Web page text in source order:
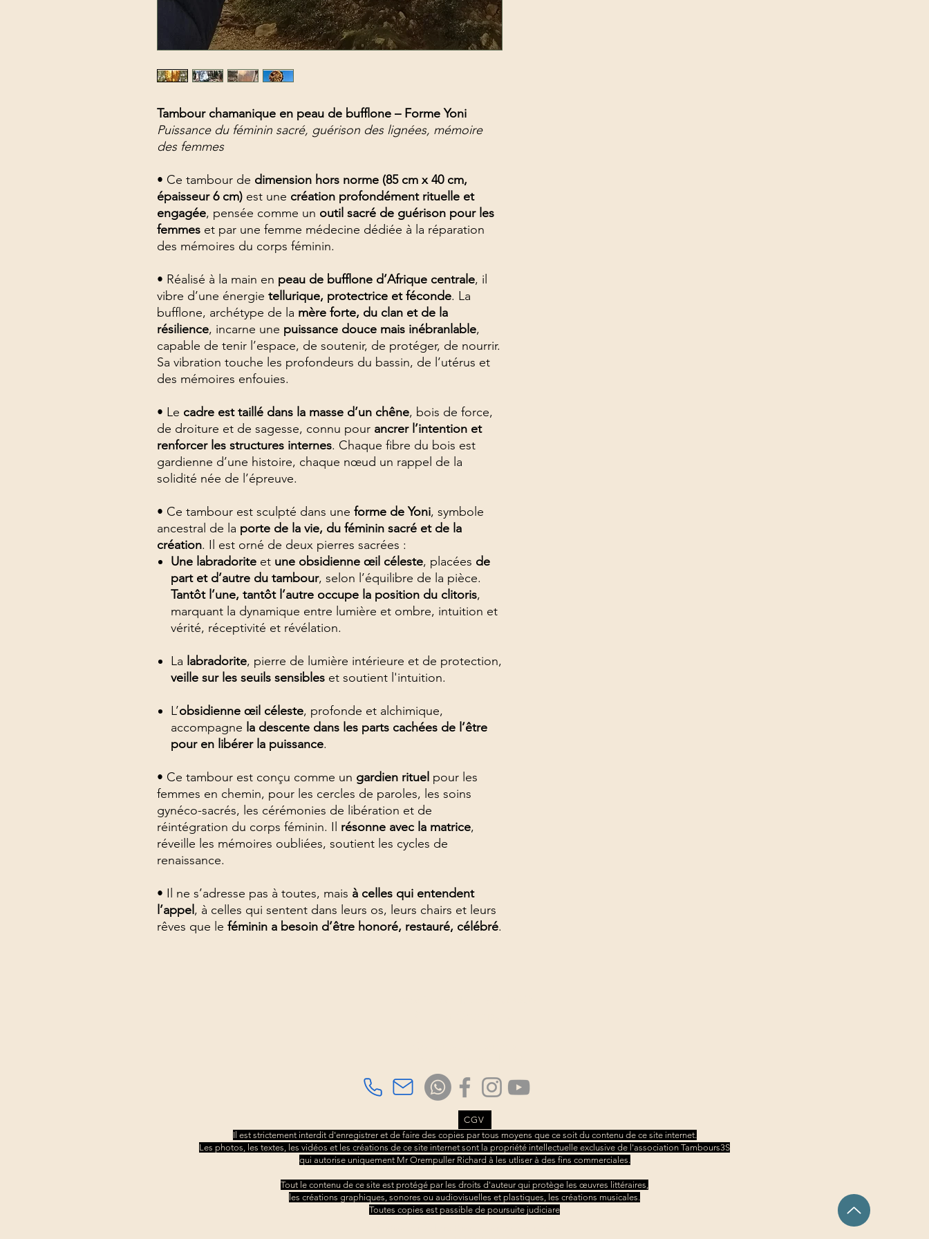
Tambour chamanique en peau de bufflone – Forme Yoni
Puissance du féminin sacré, guérison des lignées, mémoire
des femmes
• Ce tambour de dimension hors norme (85 cm x 40 cm,
épaisseur 6 cm) est une création profondément rituelle et
engagée, pensée comme un outil sacré de guérison pour les
femmes et par une femme médecine dédiée à la réparation
des mémoires du corps féminin.
• Réalisé à la main en peau de bufflone d’Afrique centrale, il
vibre d’une énergie tellurique, protectrice et féconde. La
bufflone, archétype de la mère forte, du clan et de la
résilience, incarne une puissance douce mais inébranlable,
capable de tenir l’espace, de soutenir, de protéger, de nourrir.
Sa vibration touche les profondeurs du bassin, de l’utérus et
des mémoires enfouies.
• Le cadre est taillé dans la masse d’un chêne, bois de force,
de droiture et de sagesse, connu pour ancrer l’intention et
renforcer les structures internes. Chaque fibre du bois est
gardienne d’une histoire, chaque nœud un rappel de la
solidité née de l’épreuve.
• Ce tambour est sculpté dans une forme de Yoni, symbole
ancestral de la porte de la vie, du féminin sacré et de la
création. Il est orné de deux pierres sacrées :
Une labradorite et une obsidienne œil céleste, placées de
part et d’autre du tambour, selon l’équilibre de la pièce.
Tantôt l’une, tantôt l’autre occupe la position du clitoris,
marquant la dynamique entre lumière et ombre, intuition et
vérité, réceptivité et révélation.
La labradorite, pierre de lumière intérieure et de protection,
veille sur les seuils sensibles et soutient l'intuition.
L’obsidienne œil céleste, profonde et alchimique,
accompagne la descente dans les parts cachées de l’être
pour en libérer la puissance.
• Ce tambour est conçu comme un gardien rituel pour les
femmes en chemin, pour les cercles de paroles, les soins
gynéco-sacrés, les cérémonies de libération et de
réintégration du corps féminin. Il résonne avec la matrice,
réveille les mémoires oubliées, soutient les cycles de
renaissance.
• Il ne s’adresse pas à toutes, mais à celles qui entendent
l’appel , à celles qui sentent dans leurs os, leurs chairs et leurs
rêves que le féminin a besoin d’être honoré, restauré, célébré.
CGV
Il est strictement interdit d'enregistrer et de faire des copies par tous moyens que ce soit du contenu de ce site internet.
Les photos, les textes, les vidéos et les créations de ce site internet sont la propriété intellectuelle exclusive de l'association Tambours3S
qui autorise uniquement Mr Orempuller Richard à les utliser à des fins commerciales.
Tout le contenu de ce site est protégé par les droits d'auteur qui protège les œuvres littéraires,
les créations graphiques, sonores ou audiovisuelles et plastiques, les créations musicales.
​Toutes copies est passible de poursuite judiciare